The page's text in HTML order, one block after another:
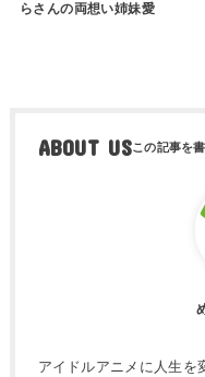
らさんの両想い姉妹愛
ABOUT US
アイドルアニメに人生を